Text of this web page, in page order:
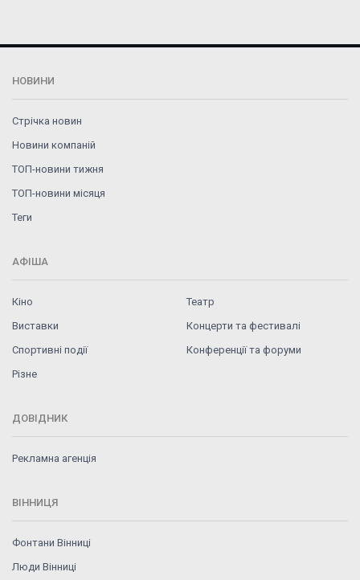
НОВИНИ
Стрічка новин
Новини компаній
ТОП-новини тижня
ТОП-новини місяця
Теги
АФІША
Кіно
Театр
Виставки
Концерти та фестивалі
Спортивні події
Конференції та форуми
Різне
ДОВІДНИК
Рекламна агенція
ВІННИЦЯ
Фонтани Вінниці
Люди Вінниці